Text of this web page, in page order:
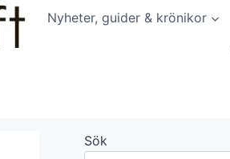
Nyheter, guider & krönikor
Sök